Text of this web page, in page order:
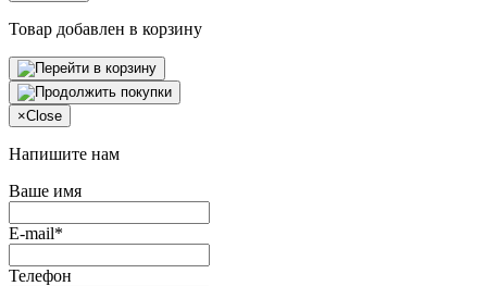
Товар добавлен в корзину
×Close
Напишите нам
Ваше имя
E-mail*
Телефон